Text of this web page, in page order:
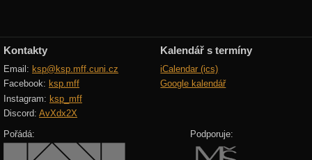
Kontakty
Email: ksp@ksp.mff.cuni.cz
Facebook: ksp.mff
Instagram: ksp_mff
Discord: AvXdx2X
Kalendář s termíny
iCalendar (ics)
Google kalendář
Pořádá: Podporuje: